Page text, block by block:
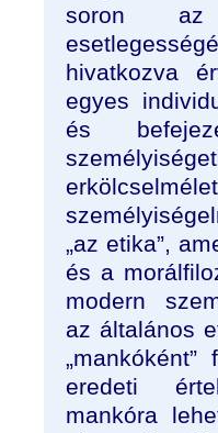
soron az
hivatkozva
egyes
és
„az etika”,
és a
modern
az általános
eredeti
mankóra